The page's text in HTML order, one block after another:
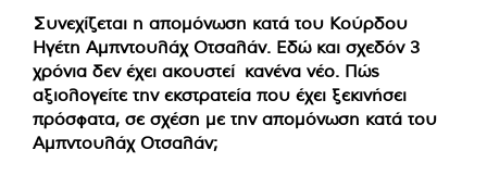
Συνεχίζεται η απομόνωση κατά του Κούρδου
Ηγέτη Αμπντουλάχ Οτσαλάν. Εδώ και σχεδόν 3
χρόνια δεν έχει ακουστεί κανένα νέο. Πώς
αξιολογείτε την εκστρατεία που έχει ξεκινήσει
πρόσφατα, σε σχέση με την απομόνωση κατά του
Αμπντουλάχ Οτσαλάν;